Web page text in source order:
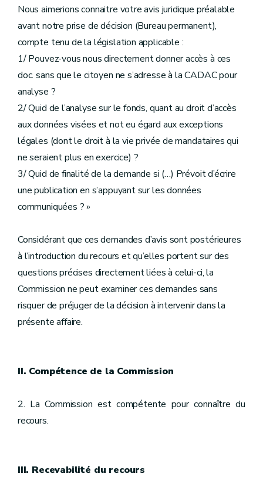
Nous aimerions connaitre votre avis juridique préalable
avant notre prise de décision (Bureau permanent),
compte tenu de la législation applicable :
1/ Pouvez-vous nous directement donner accès à ces
doc. sans que le citoyen ne s’adresse à la CADAC pour
analyse ?
2/ Quid de l’analyse sur le fonds, quant au droit d’accès
aux données visées et not eu égard aux exceptions
légales (dont le droit à la vie privée de mandataires qui
ne seraient plus en exercice) ?
3/ Quid de finalité de la demande si (…) Prévoit d’écrire
une publication en s’appuyant sur les données
communiquées ? »
Considérant que ces demandes d’avis sont postérieures
à l’introduction du recours et qu’elles portent sur des
questions précises directement liées à celui-ci, la
Commission ne peut examiner ces demandes sans
risquer de préjuger de la décision à intervenir dans la
présente affaire.
II. Compétence de la Commission
2. La Commission est compétente pour connaître du
recours.
III. Recevabilité du recours